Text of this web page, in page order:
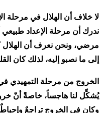
لا خلاف أن الهلال في مرحلة
ندرك أن مرحلة الإعداد
مرضي، ونحن نعرف أن
إلى ما نصبو إليه، لذلك كان
الخروج من مرحلة التمهيدي
يُشكِّل لنا هاجساً، خاصةً أنّ
وكان في الخروج تراجعٌ